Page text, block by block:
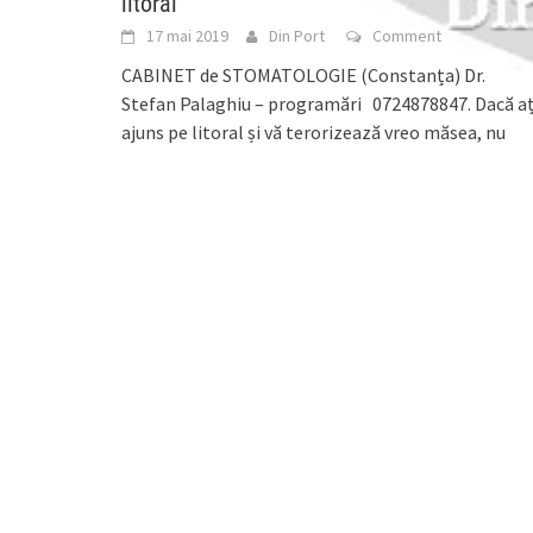
17 mai 2019 Din Port Comment
CABINET de STOMATOLOGIE (Constanța) Dr.
Stefan Palaghiu – programări 0724878847. Dacă
ajuns pe litoral și vă terorizează vreo măsea, nu